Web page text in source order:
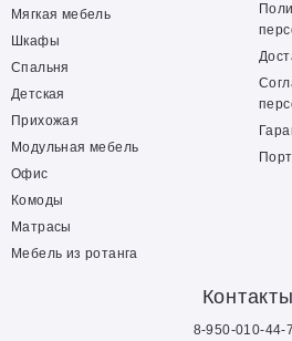
Мягкая мебель
Шкафы
Спальня
Детская
Прихожая
Модульная мебель
Офис
Комоды
Матрасы
Мебель из ротанга
Контакты
8-950-010-44-